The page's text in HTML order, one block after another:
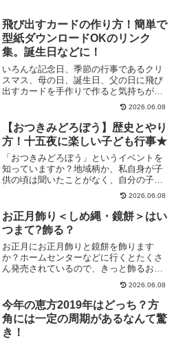
飛び出すカードの作り方！簡単で
型紙ダウンロードOKのリンク
集。誕生日などに！
いろんな記念日、季節の行事であるクリ
スマス、母の日、誕生日、父の日に飛び
出すカードを手作りで作ると気持ちがし
っかり伝わります！普通の手作りカード
でももちろん嬉しいのですが、飛び出す
仕掛けがしてあると、びっくりと同時に
もっと喜ばれ満足してもら...
2026.06.08
【おつきみどろぼう】歴史とやり
方！十五夜に楽しい子ども行事★
「おつきみどろぼう」というイベントを
知っていますか？地域柄か、私自身が子
供の頃は聞いたことがなく、自分の子ど
もが生まれてから知りました。子供が楽
しめるイベントなので、9月の行事として
や、十五夜のお月見の日に楽しい時間が
過ごせるよう、ぜひ参考...
2026.06.08
お正月飾り＜しめ縄・鏡餅＞はい
つまて?飾る？
お正月にお正月飾りと鏡餅を飾ります
か？ホームセンターなどに行くとたくさ
ん発売されているので、きっと飾るお家
も多いと思います。ですが、お正月飾り
と鏡餅はいったいいつまで飾るのでしょ
う。知っているようで正確には知らない
方もいらっしゃるのではない...
2026.06.08
今年の恵方2019年はどっち？方
角には一定の周期があるなんて驚
き！